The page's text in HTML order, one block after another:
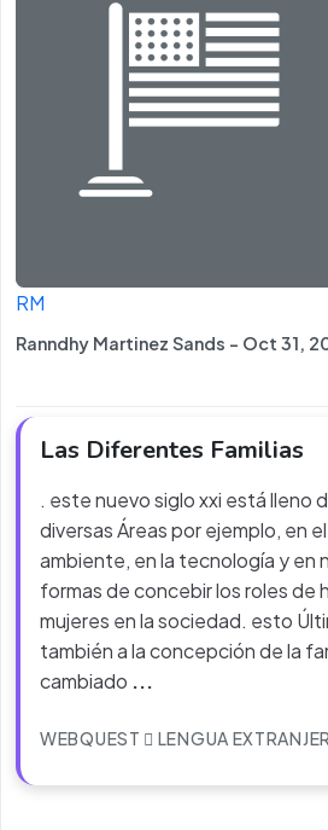
RM
Ranndhy Martinez Sands - Oct 31,
Las Diferentes Familias
. este nuevo siglo xxi está lleno
diversas Áreas por ejemplo, en
ambiente, en la tecnología y en
formas de concebir los roles de
mujeres en la sociedad. esto
también a la concepción de la
cambiado ...
WEBQUEST LENGUA